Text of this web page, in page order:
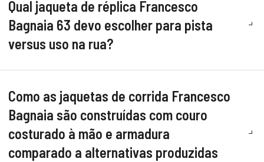
Qual jaqueta de réplica Francesco
Bagnaia 63 devo escolher para pista
versus uso na rua?
Como as jaquetas de corrida Francesco
Bagnaia são construídas com couro
costurado à mão e armadura
comparado a alternativas produzidas